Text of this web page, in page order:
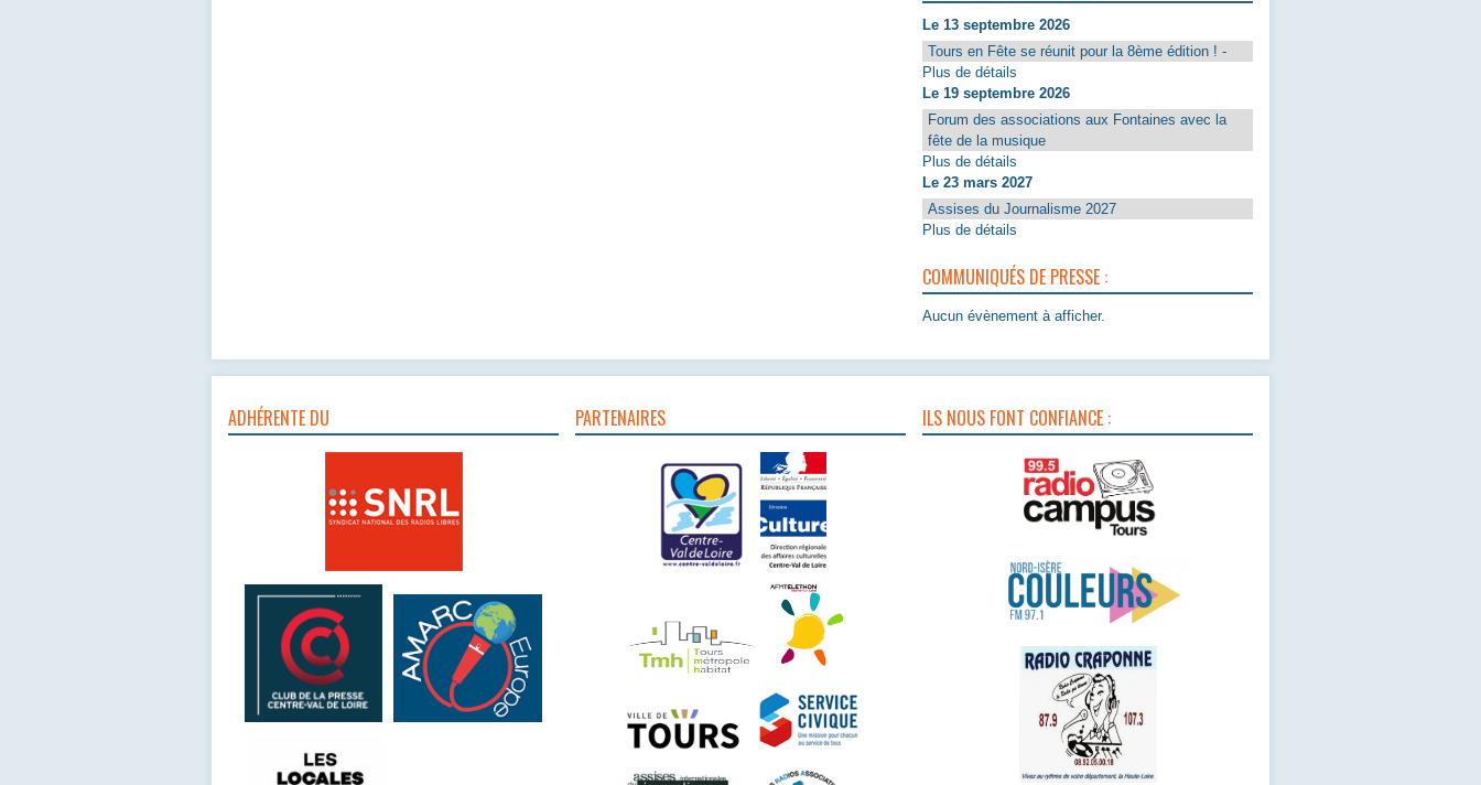
Le 13 septembre 2026
Tours en Fête se réunit pour la 8ème édition ! -
Plus de détails
Le 19 septembre 2026
Forum des associations aux Fontaines avec la
fête de la musique
Plus de détails
Le 23 mars 2027
Assises du Journalisme 2027
Plus de détails
COMMUNIQUÉS DE PRESSE :
Aucun évènement à afficher.
ADHÉRENTE DU PARTENAIRES ILS NOUS FONT CONFIANCE :